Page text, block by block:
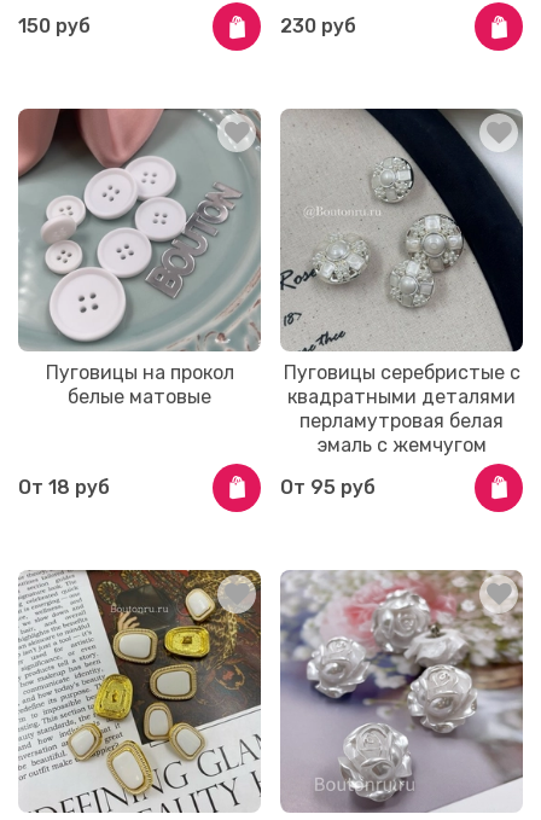
150 руб
230 руб
Пуговицы на прокол
белые матовые
От 18 руб
Пуговицы серебристые с
квадратными деталями
перламутровая белая
эмаль с жемчугом
От 95 руб